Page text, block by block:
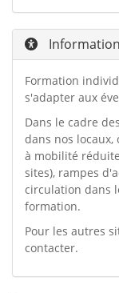
Formation
s'adapter aux
Dans le cadre
dans nos locaux,
à mobilité
sites), rampes
circulation dans
formation.
Pour les autres
contacter.